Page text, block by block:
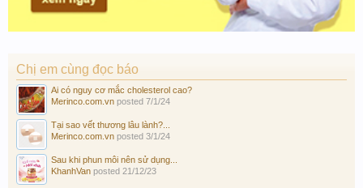
Chị em cùng đọc báo
Ai có nguy cơ mắc cholesterol cao?
Merinco.com.vn posted 7/1/24
Tại sao vết thương lâu lành?...
Merinco.com.vn posted 3/1/24
Sau khi phun môi nên sử dụng...
KhanhVan posted 21/12/23